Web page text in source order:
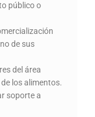
público o
de sus
del área
los alimentos.
soporte a